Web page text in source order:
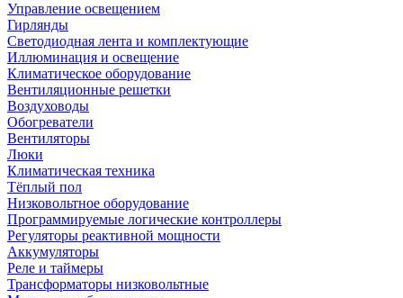
Управление освещением
Гирлянды
Светодиодная лента и комплектующие
Иллюминация и освещение
Климатическое оборудование
Вентиляционные решетки
Воздуховоды
Обогреватели
Вентиляторы
Люки
Климатическая техника
Тёплый пол
Низковольтное оборудование
Программируемые логические контроллеры
Регуляторы реактивной мощности
Аккумуляторы
Реле и таймеры
Трансформаторы низковольтные